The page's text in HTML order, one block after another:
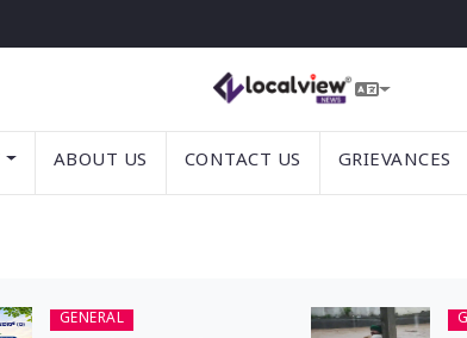
ABOUT US CONTACT US GRIEVANCES
GENERAL